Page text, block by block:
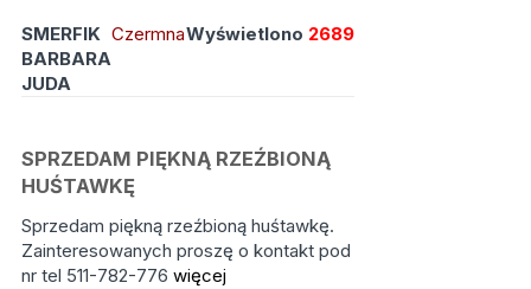
SMERFIK
BARBARA
JUDA
CzermnaWyświetlono 2689
SPRZEDAM PIĘKNĄ RZEŹBIONĄ
HUŚTAWKĘ
Sprzedam piękną rzeźbioną huśtawkę.
Zainteresowanych proszę o kontakt pod
nr tel 511-782-776 więcej